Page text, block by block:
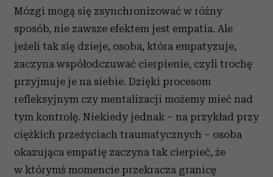
Mózgi mogą się zsynchronizować w różny
sposób, nie zawsze efektem jest empatia. Ale
jeżeli tak się dzieje, osoba, która empatyzuje,
zaczyna współodczuwać cierpienie, czyli trochę
przyjmuje je na siebie. Dzięki procesom
refleksyjnym czy mentalizacji możemy mieć nad
tym kontrolę. Niekiedy jednak – na przykład przy
ciężkich przeżyciach traumatycznych – osoba
okazująca empatię zaczyna tak cierpieć, że
w którymś momencie przekracza granicę